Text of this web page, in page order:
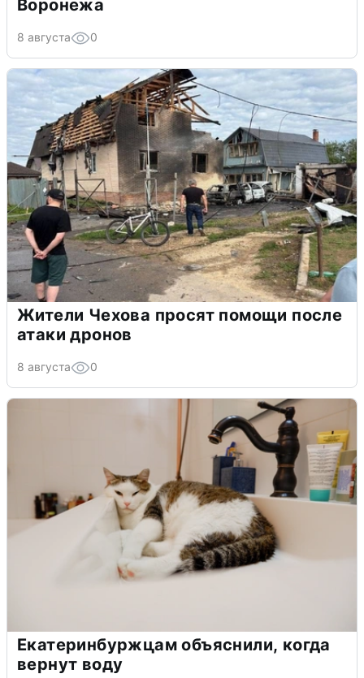
Воронежа
8 августа 0
Жители Чехова просят помощи после
атаки дронов
8 августа 0
Екатеринбуржцам объяснили, когда
вернут воду